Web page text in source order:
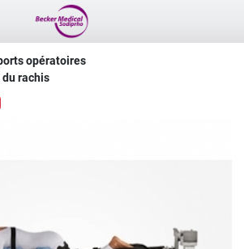
opératoires
rachis